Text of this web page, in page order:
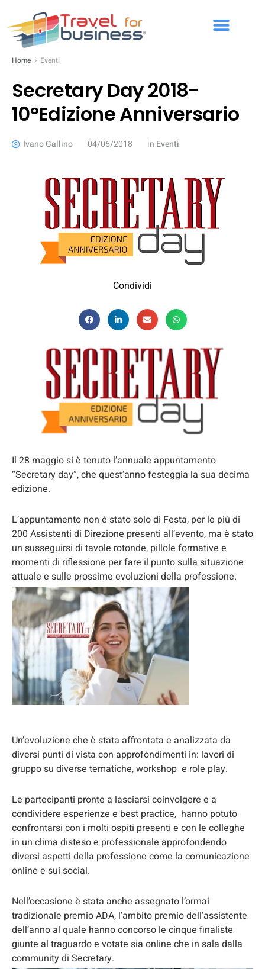
Home Eventi
Secretary Day 2018-
10°Edizione Anniversario
Ivano Gallino 04/06/2018 in Eventi
Condividi
Il 28 maggio si è tenuto l’annuale appuntamento
“Secretary day”, che quest’anno festeggia la sua decima
edizione.
L’appuntamento non è stato solo di Festa, per le più di
200 Assistenti di Direzione presenti all’evento, ma è stato
un susseguirsi di tavole rotonde, pillole formative e
momenti di riflessione per fare il punto sulla situazione
attuale e sulle prossime evoluzioni della professione.
Un’evoluzione che è stata affrontata e analizzata da
diversi punti di vista con approfondimenti in: lavori di
gruppo su diverse tematiche, workshop e role play.
Le partecipanti pronte a lasciarsi coinvolgere e a
condividere esperienze e best practice, hanno potuto
confrontarsi con i molti ospiti presenti e con le colleghe
in un clima disteso e professionale approfondendo
diversi aspetti della professione come la comunicazione
online e sui social.
Nell’occasione è stata anche assegnato l’ormai
tradizionale premio ADA, l’ambito premio dell’assistente
dell’anno al quale hanno concorso le cinque finaliste
giunte al traguardo e votate sia online che in sala dalla
community di Secretary.